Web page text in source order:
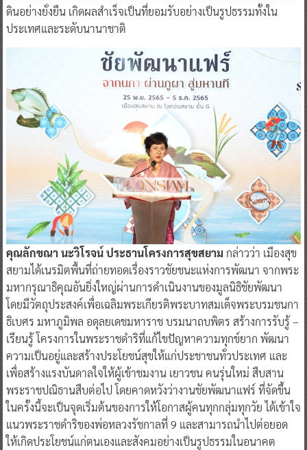
ดินอย่างยั่งยืน เกิดผลสำเร็จเป็นที่ยอมรับอย่างเป็นรูปธรรมทั้งใน
ประเทศและระดับนานาชาติ
คุณลักขณา นะวิโรจน์ ประธานโครงการสุขสยาม กล่าวว่า เมืองสุข
สยามได้เนรมิตพื้นที่ถ่ายทอดเรื่องราวชัยชนะแห่งการพัฒนา จากพระ
มหากรุณาธิคุณอันยิ่งใหญ่ผ่านการดำเนินงานของมูลนิธิชัยพัฒนา
โดยมีวัตถุประสงค์เพื่อเฉลิมพระเกียรติพระบาทสมเด็จพระบรมชนกา
ธิเบศร มหาภูมิพล อดุลยเดชมหาราช บรมนาถบพิตร สร้างการรับรู้ –
เรียนรู้ โครงการในพระราชดำริที่แก้ไขปัญหาความทุกข์ยาก พัฒนา
ความเป็นอยู่และสร้างประโยชน์สุขให้แก่ประชาชนทั่วประเทศ และ
เพื่อสร้างแรงบันดาลใจให้ผู้เข้าชมงาน เยาวชน คนรุ่นใหม่ สืบสาน
พระราชปณิธานสืบต่อไป โดยคาดหวังว่างานชัยพัฒนาแฟร์ ที่จัดขึ้น
ในครั้งนี้จะเป็นจุดเริ่มต้นของการให้โอกาสผู้คนทุกกลุ่มทุกวัย ได้เข้าใจ
แนวพระราชดำริของพ่อหลวงรัชกาลที่ 9 และสามารถนำไปต่อยอด
ให้เกิดประโยชน์แก่ตนเองและสังคมอย่างเป็นรูปธรรมในอนาคต